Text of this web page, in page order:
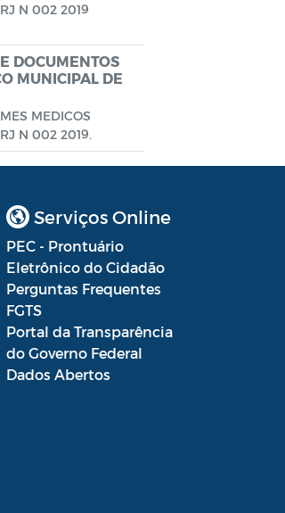
N 002 2019
DOCUMENTOS
MUNICIPAL DE
MEDICOS
N 002 2019.
Serviços Online
PEC - Prontuário
Eletrônico do Cidadão
Perguntas Frequentes
FGTS
Portal da Transparência
do Governo Federal
Dados Abertos